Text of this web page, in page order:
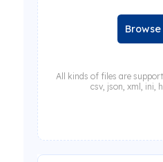
All kinds of files are
csv, json, xml, ini,